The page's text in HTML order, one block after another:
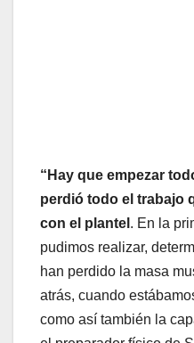
“Hay que empezar
perdió todo el trabajo
con el plantel . En la
pudimos realizar,
han perdido la masa
atrás, cuando
como así también la